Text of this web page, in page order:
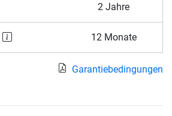
2 Jahre
12 Monate
Garantiebedingungen